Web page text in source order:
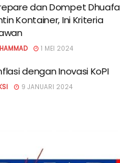
dan Dompet Dhuafa
Kontainer, Ini Kriteria
1 MEI 2024
dengan Inovasi KoPI
9 JANUARI 2024